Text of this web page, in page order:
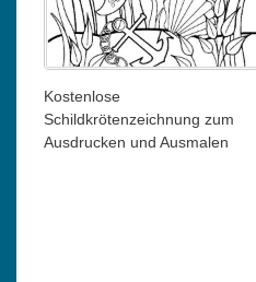
Kostenlose
Schildkrötenzeichnung zum
Ausdrucken und Ausmalen